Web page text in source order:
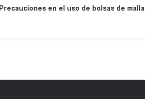
Precauciones en el uso de bolsas de malla